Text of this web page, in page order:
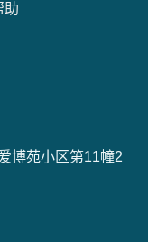
助
博苑小区第11幢2